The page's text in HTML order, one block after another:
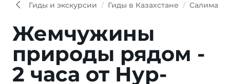
Гиды и экскурсии Гиды в Казахстане Салима
Жемчужины
природы рядом -
2 часа от Нур-